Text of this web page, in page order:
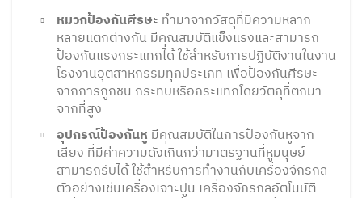
หมวกป้องกันศีรษะ ทำมาจากวัสดุที่มีความหลาก
หลายแตกต่างกัน มีคุณสมบัติแข็งแรงและสามารถ
ป้องกันแรงกระแทกได้ ใช้สำหรับการปฏิบัติงานในงาน
โรงงานอุตสาหกรรมทุกประเภท เพื่อป้องกันศีรษะ
จากการถูกชน กระทบหรือกระแทกโดยวัตถุที่ตกมา
จากที่สูง
อุปกรณ์ป้องกันหู มีคุณสมบัติในการป้องกันหูจาก
เสียง ที่มีค่าความดังเกินกว่ามาตรฐานที่หูมนุษย์
สามารถรับได้ ใช้สำหรับการทำงานกับเครื่องจักรกล
ตัวอย่างเช่นเครื่องเจาะปูน เครื่องจักรกลอัตโนมัติ